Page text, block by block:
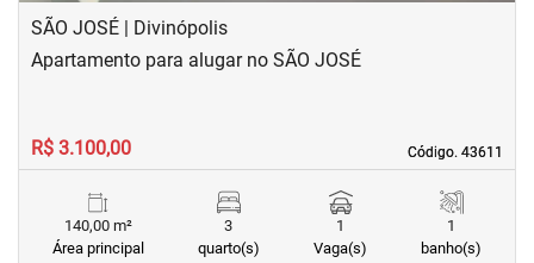
SÃO JOSÉ | Divinópolis
Código. 43611
Código. 43611
Apartamento para alugar no SÃO JOSÉ
R$ 3.100,00
140,00 m²
Área principal
3
quarto(s)
1
Vaga(s)
1
banho(s)